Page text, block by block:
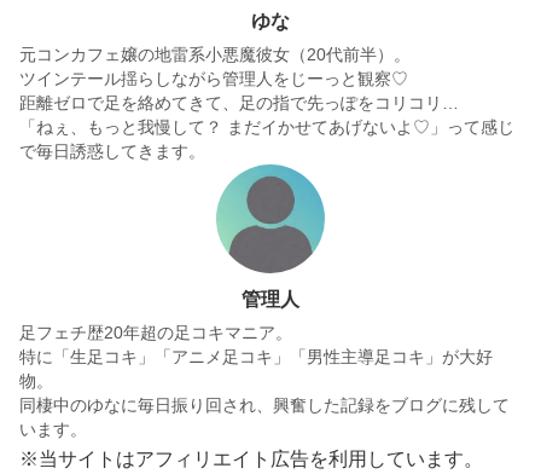
ゆな
元コンカフェ嬢の地雷系小悪魔彼女（20代前半）。
ツインテール揺らしながら管理人をじーっと観察♡
距離ゼロで足を絡めてきて、足の指で先っぽをコリコリ…
「ねぇ、もっと我慢して？ まだイかせてあげないよ♡」って感じ
で毎日誘惑してきます。
管理人
足フェチ歴20年超の足コキマニア。
特に「生足コキ」「アニメ足コキ」「男性主導足コキ」が大好
物。
同棲中のゆなに毎日振り回され、興奮した記録をブログに残して
います。
※当サイトはアフィリエイト広告を利用しています。